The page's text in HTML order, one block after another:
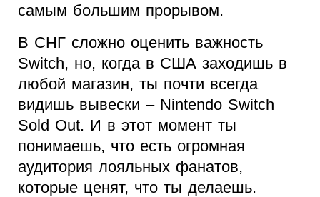
самым большим прорывом.
В СНГ сложно оценить важность
Switch, но, когда в США заходишь в
любой магазин, ты почти всегда
видишь вывески – Nintendo Switch
Sold Out. И в этот момент ты
понимаешь, что есть огромная
аудитория лояльных фанатов,
которые ценят, что ты делаешь.